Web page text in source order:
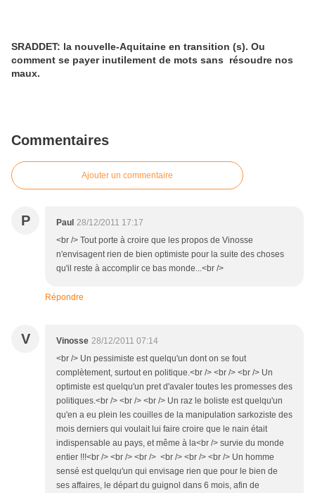
SRADDET: la nouvelle-Aquitaine en transition (s). Ou
comment se payer inutilement de mots sans résoudre nos
maux.
Commentaires
Ajouter un commentaire
P Paul 28/12/2011 17:17
<br /> Tout porte à croire que les propos de Vinosse
n'envisagent rien de bien optimiste pour la suite des choses
qu'il reste à accomplir ce bas monde...<br />
Répondre
V Vinosse 28/12/2011 07:14
<br /> Un pessimiste est quelqu'un dont on se fout
complètement, surtout en politique.<br /> <br /> <br /> Un
optimiste est quelqu'un pret d'avaler toutes les promesses des
politiques.<br /> <br /> <br /> Un raz le boliste est quelqu'un
qu'en a eu plein les couilles de la manipulation sarkoziste des
mois derniers qui voulait lui faire croire que le nain était
indispensable au pays, et même à la<br /> survie du monde
entier !!!<br /> <br /> <br /> <br /> <br /> <br /> Un homme
sensé est quelqu'un qui envisage rien que pour le bien de
ses affaires, le départ du guignol dans 6 mois, afin de